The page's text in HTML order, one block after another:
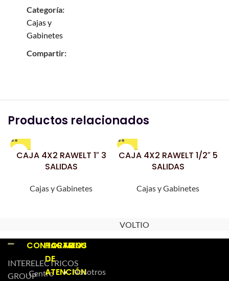
Categoría:
Cajas y
Gabinetes
Compartir:
Productos relacionados
CAJA 4X2 RAWELT 1″ 3
SALIDAS
Cajas y Gabinetes
CAJA 4X2 RAWELT 1/2″ 5
SALIDAS
Cajas y Gabinetes
VOLTIO
INTERELECTRICOS
GROUP
CONTACTO
Centro
HORARIOS
DE
ATENCIÓN
MENU
Nosotros